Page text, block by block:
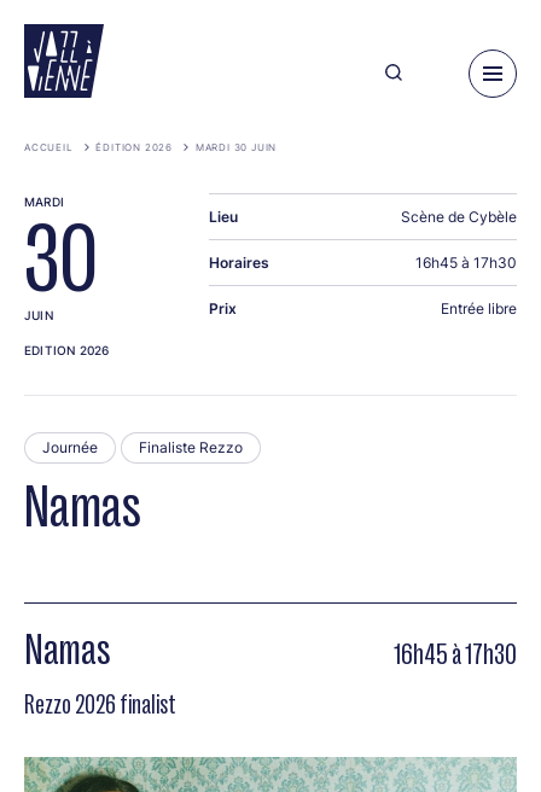
contenu
principal
ACCUEIL ÉDITION 2026 MARDI 30 JUIN
Namas
Journée Finaliste Rezzo
Namas 16h45 à 17h30
Rezzo 2026 finalist
MARDI
30
JUIN
EDITION 2026
Lieu Scène de Cybèle
Horaires 16h45 à 17h30
Prix Entrée libre